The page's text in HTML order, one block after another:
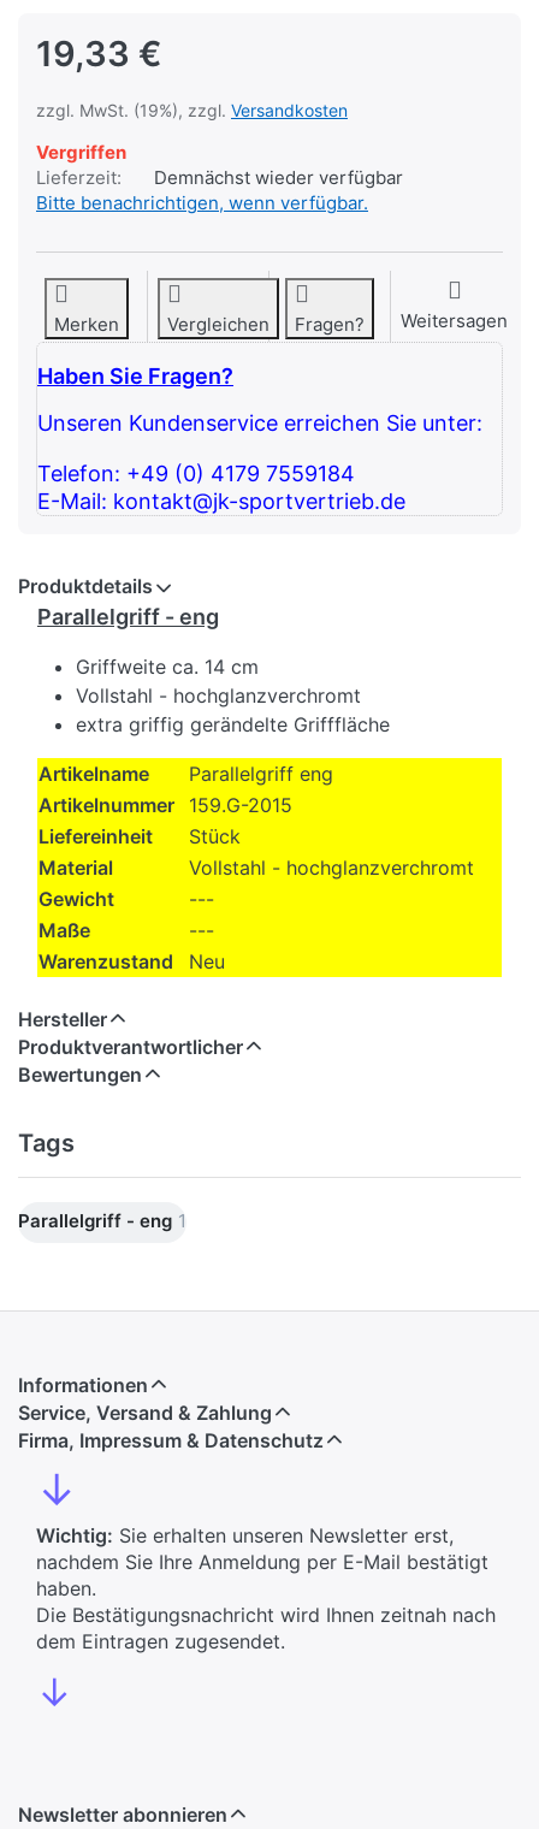
19,33 €
zzgl. MwSt. (19%), zzgl. Versandkosten
Vergriffen
Lieferzeit:
Demnächst wieder verfügbar
Bitte benachrichtigen, wenn verfügbar.
Merken Vergleichen Fragen? Weitersagen
Haben Sie Fragen?
Unseren Kundenservice erreichen Sie unter:
Telefon: +49 (0) 4179 7559184
E-Mail: kontakt@jk-sportvertrieb.de
Produktdetails
Parallelgriff - eng
Griffweite ca. 14 cm
Vollstahl - hochglanzverchromt
extra griffig gerändelte Grifffläche
Artikelname
Parallelgriff eng
Artikelnummer
159.G-2015
Liefereinheit
Stück
Material
Vollstahl - hochglanzverchromt
Gewicht
---
Maße
---
Warenzustand
Neu
Hersteller
Produktverantwortlicher
Bewertungen
Tags
Parallelgriff - eng 1
Informationen
Service, Versand & Zahlung
Firma, Impressum & Datenschutz
↓
Wichtig: Sie erhalten unseren Newsletter erst,
nachdem Sie Ihre Anmeldung per E-Mail bestätigt
haben.
Die Bestätigungsnachricht wird Ihnen zeitnah nach
dem Eintragen zugesendet.
↓
Newsletter abonnieren